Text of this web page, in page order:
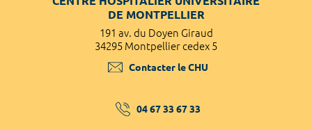
DE MONTPELLIER
191 av. du Doyen Giraud
34295 Montpellier cedex 5
Contacter le CHU
04 67 33 67 33